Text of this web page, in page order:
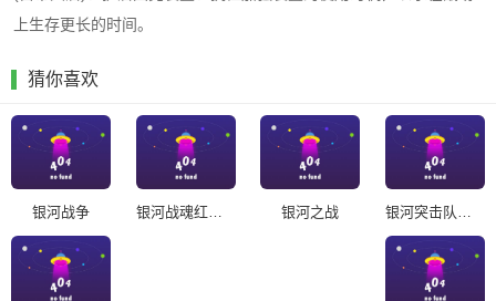
上生存更长的时间。
猜你喜欢
银河战争 银河战魂红包版 银河之战 银河突击队内置菜单